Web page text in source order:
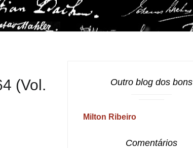
(Vol.
Outro blog dos bons
Milton Ribeiro
Comentários